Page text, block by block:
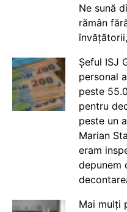
Ne sună
rămân
Șeful ISJ
personal
peste
pentru
peste un
Marian
eram
depunem
Mai mulți